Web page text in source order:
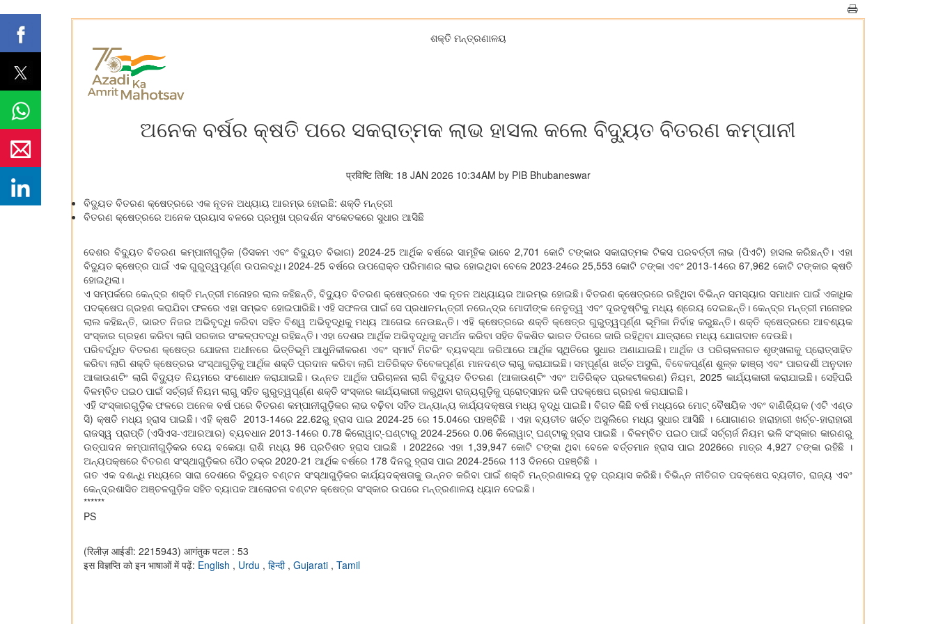
ଶକ୍ତି ମନ୍ତ୍ରଣାଳୟ
ଅନେକ ବର୍ଷର କ୍ଷତି ପରେ ସକରାତ୍ମକ ଲାଭ ହାସଲ କଲେ ବିଦ୍ୟୁତ ବିତରଣ କମ୍ପାନୀ
प्रविष्टि तिथि: 18 JAN 2026 10:34AM by PIB Bhubaneswar
ବିଦ୍ୟୁତ ବିତରଣ କ୍ଷେତ୍ରରେ ଏକ ନୂତନ ଅଧ୍ୟାୟ ଆରମ୍ଭ ହୋଇଛି: ଶକ୍ତି ମନ୍ତ୍ରୀ
ବିତରଣ କ୍ଷେତ୍ରରେ ଅନେକ ପ୍ରୟାସ ବଳରେ ପ୍ରମୁଖ ପ୍ରଦର୍ଶନ ସଂକେତକରେ ସୁଧାର ଆସିଛି
ଦେଶର ବିଦ୍ୟୁତ ବିତରଣ କମ୍ପାନୀଗୁଡ଼ିକ (ଡିସକମ ଏବଂ ବିଦ୍ୟୁତ ବିଭାଗ) 2024-25 ଆର୍ଥିକ ବର୍ଷରେ ସାମୂହିକ ଭାବେ 2,701 କୋଟି ଟଙ୍କାର ସକାରାତ୍ମକ ଟିକସ ପରବର୍ତ୍ତୀ ଲାଭ (ପିଏଟି) ହାସଲ କରିଛନ୍ତି। ଏହା
ବିଦ୍ୟୁତ କ୍ଷେତ୍ର ପାଇଁ ଏକ ଗୁରୁତ୍ୱପୂର୍ଣ୍ଣ ଉପଲବ୍ଧି। 2024-25 ବର୍ଷରେ ଉପରୋକ୍ତ ପରିମାଣର ଲାଭ ହୋଇଥିବା ବେଳେ 2023-24ରେ 25,553 କୋଟି ଟଙ୍କା ଏବଂ 2013-14ରେ 67,962 କୋଟି ଟଙ୍କାର କ୍ଷତି
ହୋଇଥିଲା।
ଏ ସମ୍ପର୍କରେ କେନ୍ଦ୍ର ଶକ୍ତି ମନ୍ତ୍ରୀ ମନୋହର ଲାଲ କହିଛନ୍ତି, ବିଦ୍ୟୁତ ବିତରଣ କ୍ଷେତ୍ରରେ ଏକ ନୂତନ ଅଧ୍ୟାୟର ଆରମ୍ଭ ହୋଇଛି। ବିତରଣ କ୍ଷେତ୍ରରେ ରହିଥିବା ବିଭିନ୍ନ ସମସ୍ୟାର ସମାଧାନ ପାଇଁ ଏକାଧିକ
ପଦକ୍ଷେପ ଗ୍ରହଣ କରାଯିବା ଫଳରେ ଏହା ସମ୍ଭବ ହୋଇପାରିଛି। ଏହି ସଫଳତା ପାଇଁ ସେ ପ୍ରଧାନମନ୍ତ୍ରୀ ନରେନ୍ଦ୍ର ମୋଦୀଙ୍କ ନେତୃତ୍ୱ ଏବଂ ଦୂରଦୃଷ୍ଟିକୁ ମଧ୍ୟ ଶ୍ରେୟ ଦେଇଛନ୍ତି। କେନ୍ଦ୍ର ମନ୍ତ୍ରୀ ମନୋହର
ଲାଲ କହିଛନ୍ତି, ଭାରତ ନିଜର ଅଭିବୃଦ୍ଧି କରିବା ସହିତ ବିଶ୍ୱ ଅଭିବୃଦ୍ଧିକୁ ମଧ୍ୟ ଆଗେଇ ନେଉଛନ୍ତି। ଏହି କ୍ଷେତ୍ରରେ ଶକ୍ତି କ୍ଷେତ୍ର ଗୁରୁତ୍ୱପୂର୍ଣ୍ଣ ଭୂମିକା ନିର୍ବାହ କରୁଛନ୍ତି। ଶକ୍ତି କ୍ଷେତ୍ରରେ ଆବଶ୍ୟକ
ସଂସ୍କାର ଗ୍ରହଣ କରିବା ଲାଗି ସରକାର ସଂକଳ୍ପବଦ୍ଧି ରହିଛନ୍ତି। ଏହା ଦେଶର ଆର୍ଥିକ ଅଭିବୃଦ୍ଧିକୁ ସମର୍ଥନ କରିବା ସହିତ ବିକଶିତ ଭାରତ ଦିଗରେ ଜାରି ରହିଥିବା ଯାତ୍ରାରେ ମଧ୍ୟ ଯୋଗଦାନ ଦେଉଛି।
ପରିବର୍ଦ୍ଧିତ ବିତରଣ କ୍ଷେତ୍ର ଯୋଜନା ଅଧୀନରେ ଭିତ୍ତିଭୂମି ଆଧୁନିକୀକରଣ ଏବଂ ସ୍ମାର୍ଟ ମିଟରିଂ ବ୍ୟବସ୍ଥା ଜରିଆରେ ଆର୍ଥିକ ସ୍ଥିତିରେ ସୁଧାର ଅଣାଯାଇଛି। ଆର୍ଥିକ ଓ ପରିଚାଳନାଗତ ଶୃଙ୍ଖଳାକୁ ପ୍ରୋତ୍ସାହିତ
କରିବା ଲାଗି ଶକ୍ତି କ୍ଷେତ୍ରର ସଂସ୍ଥାଗୁଡ଼ିକୁ ଆର୍ଥିକ ଶକ୍ତି ପ୍ରଦାନ କରିବା ଲାଗି ଅତିରିକ୍ତ ବିବେକପୂର୍ଣ୍ଣ ମାନଦଣ୍ଡ ଲାଗୁ କରାଯାଇଛି। ସମ୍ପୂର୍ଣ୍ଣ ଖର୍ଚ୍ଚ ଅସୁଲି, ବିବେକପୂର୍ଣ୍ଣ ଶୁଳ୍କ ଢାଞ୍ଚା ଏବଂ ପାରଦର୍ଶୀ ଅନୁଦାନ
ଆକାଉଣଟିଂ ଲାଗି ବିଦ୍ୟୁତ ନିୟମରେ ସଂଶୋଧନ କରାଯାଇଛି। ଉନ୍ନତ ଆର୍ଥିକ ପରିଚାଳନା ଲାଗି ବିଦ୍ୟୁତ ବିତରଣ (ଆକାଉଣ୍ଟିଂ ଏବଂ ଅତିରିକ୍ତ ପ୍ରକଟୀକରଣ) ନିୟମ, 2025 କାର୍ଯ୍ୟକାରୀ କରାଯାଇଛି। ସେହିପରି
ବିଳମ୍ବିତ ପଇଠ ପାଇଁ ସର୍ଚ୍ଚାର୍ଜ ନିୟମ ଲାଗୁ ସହିତ ଗୁରୁତ୍ୱପୂର୍ଣ୍ଣ ଶକ୍ତି ସଂସ୍କାର କାର୍ଯ୍ୟକାରୀ କରୁଥିବା ରାଜ୍ୟଗୁଡ଼ିକୁ ପ୍ରୋତ୍ସାହନ ଭଳି ପଦକ୍ଷେପ ଗ୍ରହଣ କରାଯାଇଛି।
ଏହି ସଂସ୍କାରଗୁଡ଼ିକ ଫଳରେ ଅନେକ ବର୍ଷ ପରେ ବିତରଣ କମ୍ପାନୀଗୁଡ଼ିକର ଲାଭ ବଢ଼ିବା ସହିତ ଅନ୍ୟାନ୍ୟ କାର୍ଯ୍ୟଦକ୍ଷତା ମଧ୍ୟ ବୃଦ୍ଧି ପାଇଛି। ବିଗତ କିଛି ବର୍ଷ ମଧ୍ୟରେ ମୋଟ୍‌ ବୈଷୟିକ ଏବଂ ବାଣିଜ୍ୟିକ (ଏଟି ଏଣ୍ଡ
ସି) କ୍ଷତି ମଧ୍ୟ ହ୍ରାସ ପାଇଛି। ଏହି କ୍ଷତି 2013-14ରେ 22.62ରୁ ହ୍ରାସ ପାଇ 2024-25 ରେ 15.04ରେ ପହଞ୍ଚିଛି । ଏହା ବ୍ୟତୀତ ଖର୍ଚ୍ଚ ଅସୁଲିରେ ମଧ୍ୟ ସୁଧାର ଆସିଛି । ଯୋଗାଣର ହାରାହାରୀ ଖର୍ଚ୍ଚ-ହାରାହାରୀ
ରାଜସ୍ୱ ପ୍ରାପ୍ତି (ଏସିଏସ-ଏଆରଆର) ବ୍ୟବଧାନ 2013-14ରେ 0.78 କିଲୋୱାଟ୍‌-ଘଣ୍ଟାରୁ 2024-25ରେ 0.06 କିଲୋୱାଟ୍‌ ଘଣ୍ଟାକୁ ହ୍ରାସ ପାଇଛି । ବିଳମ୍ବିତ ପଇଠ ପାଇଁ ସର୍ଚ୍ଚାର୍ଜ ନିୟମ ଭଳି ସଂସ୍କାର କାରଣରୁ
ଉତ୍ପାଦନ କମ୍ପାନୀଗୁଡ଼ିକର ଦେୟ ବକେୟା ରାଶି ମଧ୍ୟ 96 ପ୍ରତିଶତ ହ୍ରାସ ପାଇଛି । 2022ରେ ଏହା 1,39,947 କୋଟି ଟଙ୍କା ଥିବା ବେଳେ ବର୍ତ୍ତମାନ ହ୍ରାସ ପାଇ 2026ରେ ମାତ୍ର 4,927 ଟଙ୍କା ରହିଛି ।
ଅନ୍ୟପକ୍ଷରେ ବିତରଣ ସଂସ୍ଥାଗୁଡ଼ିକର ପୈଠ ଚକ୍ର 2020-21 ଆର୍ଥିକ ବର୍ଷରେ 178 ଦିନରୁ ହ୍ରାସ ପାଇ 2024-25ରେ 113 ଦିନରେ ପହଞ୍ଚିଛି ।
ଗତ ଏକ ଦଶନ୍ଧି ମଧ୍ୟରେ ସାରା ଦେଶରେ ବିଦ୍ୟୁତ ବଣ୍ଟନ ସଂସ୍ଥାଗୁଡ଼ିକର କାର୍ଯ୍ୟଦକ୍ଷତାକୁ ଉନ୍ନତ କରିବା ପାଇଁ ଶକ୍ତି ମନ୍ତ୍ରଣାଳୟ ଦୃଢ଼ ପ୍ରୟାସ କରିଛି। ବିଭିନ୍ନ ନୀତିଗତ ପଦକ୍ଷେପ ବ୍ୟତୀତ, ରାଜ୍ୟ ଏବଂ
କେନ୍ଦ୍ରଶାସିତ ଅଞ୍ଚଳଗୁଡ଼ିକ ସହିତ ବ୍ୟାପକ ଆଲୋଚନା ବଣ୍ଟନ କ୍ଷେତ୍ର ସଂସ୍କାର ଉପରେ ମନ୍ତ୍ରଣାଳୟ ଧ୍ୟାନ ଦେଇଛି।
******
PS
(रिलीज़ आईडी: 2215943) आगंतुक पटल : 53
इस विज्ञप्ति को इन भाषाओं में पढ़ें: English , Urdu , हिन्दी , Gujarati , Tamil